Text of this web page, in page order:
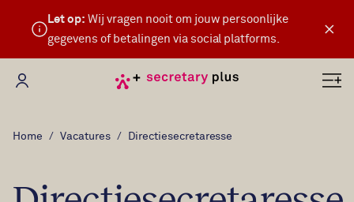
×
Let op: Wij vragen nooit om jouw persoonlijke
gegevens of betalingen via social platforms.
Mijn Secretary Plus
Home Vacatures Directiesecretaresse